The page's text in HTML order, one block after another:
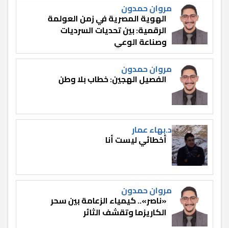
مروان حمدون
الهوية المصرية في زمن العولمة
الرقمية: بين تحديات السرديات
وصناعة الوعي
مروان حمدون
الفصيل الهجين: خطاب بلا وطن
د.بهاء عمار
أخطائي ليست أنا
مروان حمدون
«ناصر».. كيمياء الزعامة بين سحر
الكاريزما وتقشف الثائر